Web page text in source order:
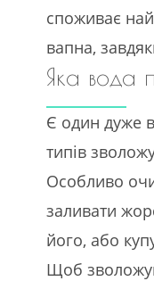
споживає
вапна,
Яка вода
Є один дуже
типів
Особливо
заливати
його, або
Щоб